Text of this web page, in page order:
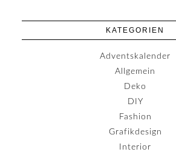
KATEGORIEN
Adventskalender
Allgemein
Deko
DIY
Fashion
Grafikdesign
Interior